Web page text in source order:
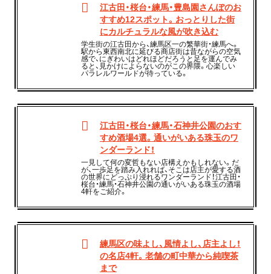
江古田・桜台・練馬・豊島園さんぽのお
すすめ12スポット。おっとりした街
にカルチュラルな風が吹き込む
学生街の江古田から、練馬区一の繁華街・練馬へ。
駅から東西南北に延びる商店街は昔ながらの空気
感で、にぎわいはどれほどだろうと足を運んでみ
ると、見かけによらないのがこの界隈。心楽しい
パラレルワールドが待っている。
江古田・桜台・練馬・石神井公園のおす
すめ酒場4選。通いがいある珠玉のワ
ンダーランド！
一見して何の変哲もない店構えかもしれない。だ
が、一歩足を踏み入れれば、そこは店主が愛する酒
の世界にどっぷり浸れるワンダーランド！江古田・
桜台・練馬・石神井公園の通いがいある珠玉の酒場
4軒をご紹介。
練馬区の味よし、風情よし、店主よし！
の名店4軒。老舗の町中華から純喫茶
まで